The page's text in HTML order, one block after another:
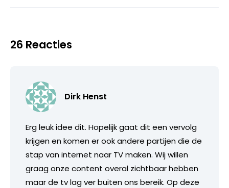
26 Reacties
Dirk Henst
Erg leuk idee dit. Hopelijk gaat dit een vervolg
krijgen en komen er ook andere partijen die de
stap van internet naar TV maken. Wij willen
graag onze content overal zichtbaar hebben
maar de tv lag ver buiten ons bereik. Op deze